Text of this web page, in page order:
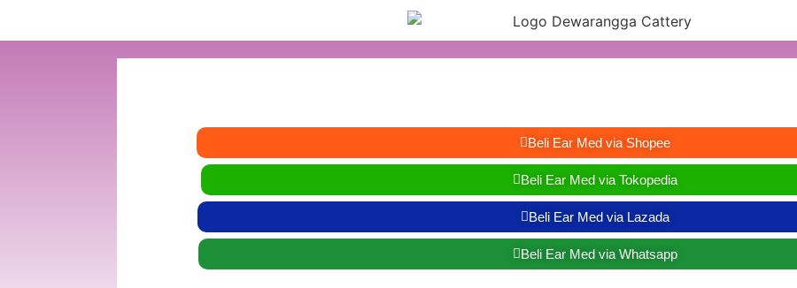
Beli Ear Med via Shopee
Beli Ear Med via Tokopedia
Beli Ear Med via Lazada
Beli Ear Med via Whatsapp